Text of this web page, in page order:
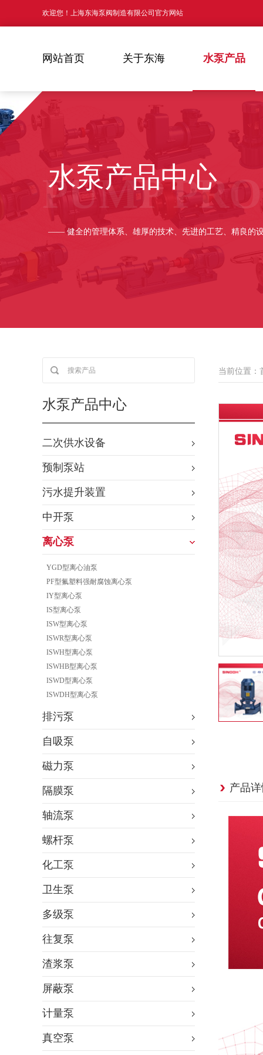
欢迎您！上海东海泵阀制造有限公司官方网站
网站首页 关于东海 水泵产品
水泵产品中心
PUMP
—— 健全的管理体系、雄厚的技术、先进的工艺、精良的
水泵产品中心
二次供水设备
预制泵站
污水提升装置
中开泵
离心泵
YGD型离心油泵
PF型氟塑料强耐腐蚀离心泵
IY型离心泵
IS型离心泵
ISW型离心泵
ISWR型离心泵
ISWH型离心泵
ISWHB型离心泵
ISWD型离心泵
ISWDH型离心泵
排污泵
自吸泵
磁力泵
隔膜泵
轴流泵
螺杆泵
化工泵
卫生泵
多级泵
往复泵
渣浆泵
屏蔽泵
计量泵
真空泵
当前位置：
产品